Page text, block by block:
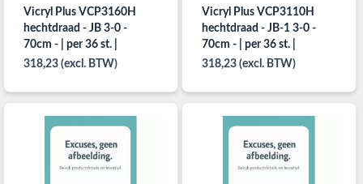
Vicryl Plus VCP3160H
hechtdraad - JB 3-0 -
70cm - | per 36 st. |
318,23 (excl. BTW)
Vicryl Plus VCP3110H
hechtdraad - JB-1 3-0 -
70cm - | per 36 st. |
318,23 (excl. BTW)